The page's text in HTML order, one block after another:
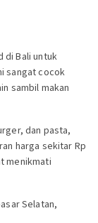
di Bali untuk
sangat cocok
sambil makan
dan pasta,
harga sekitar Rp
menikmati
Selatan,